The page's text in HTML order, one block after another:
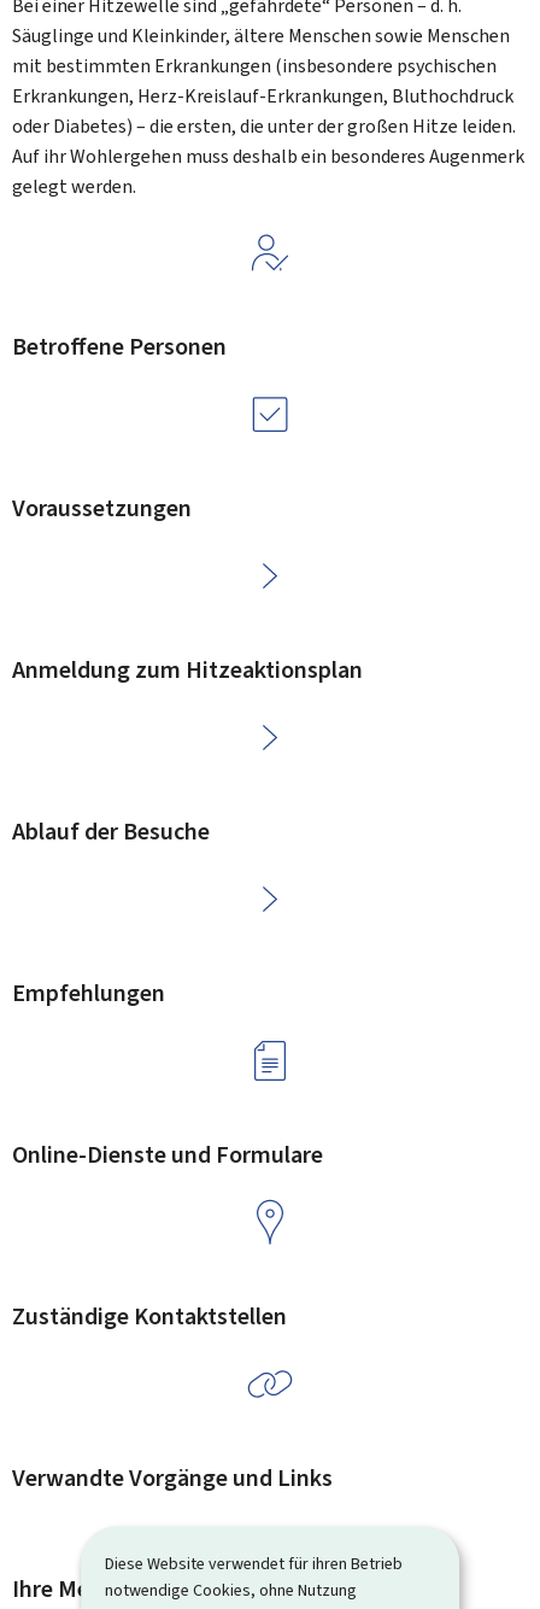
Diese Website verwendet für ihren Betrieb
notwendige Cookies, ohne Nutzung
Bei einer Hitzewelle sind „gefährdete“ Personen – d. h.
Säuglinge und Kleinkinder, ältere Menschen sowie Menschen
mit bestimmten Erkrankungen (insbesondere psychischen
Erkrankungen, Herz-Kreislauf-Erkrankungen, Bluthochdruck
oder Diabetes) – die ersten, die unter der großen Hitze leiden.
Auf ihr Wohlergehen muss deshalb ein besonderes Augenmerk
gelegt werden.
Betroffene Personen
Voraussetzungen
Anmeldung zum Hitzeaktionsplan
Ablauf der Besuche
Empfehlungen
Online-Dienste und Formulare
Zuständige Kontaktstellen
Verwandte Vorgänge und Links
Ihre Meinung interessiert uns